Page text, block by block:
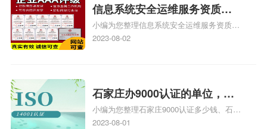
信息系统安全运维服务资质二
级费用，信息系统安全运维服
务资质二级
小编为您整理信息系统安全运维服务资质认
证证书机构有哪些、安全运维服务资质的费
体系认证知识，详情可查看下方正文！
2023-08-02
石家庄办9000认证的单位，石
家庄9000认证的公司
小编为您整理石家庄9000认证多少钱、石家
庄9000认证价格多少钱、石家庄9000认证
2023-08-01